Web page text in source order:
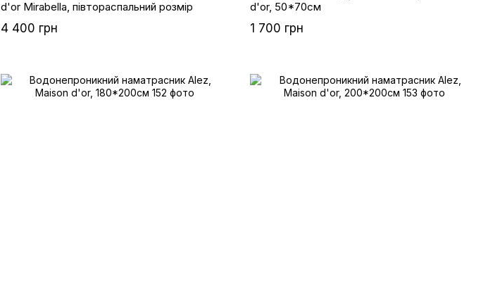
d'or Mirabella, півтораспальний розмір
4 400 грн
d'or, 50*70см
1 700 грн